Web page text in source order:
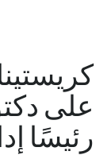
على
رئيسًا